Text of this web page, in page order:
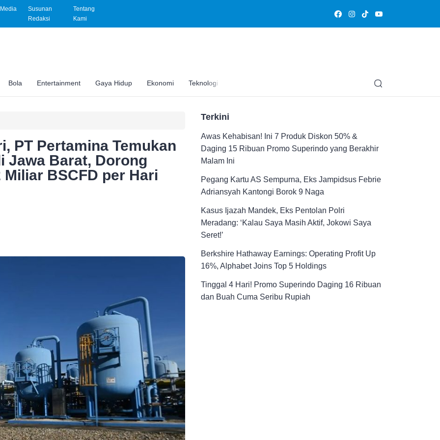
Susunan
Redaksi
Tentang
Kami
Bola Entertainment Gaya Hidup Ekonomi Teknologi Edukasi
PT Pertamina Temukan
Jawa Barat, Dorong
BSCFD per Hari
Terkini
Awas Kehabisan! Ini 7 Produk Diskon 50% &
Daging 15 Ribuan Promo Superindo yang Berakhir
Malam Ini
Pegang Kartu AS Sempurna, Eks Jampidsus Febrie
Adriansyah Kantongi Borok 9 Naga
Kasus Ijazah Mandek, Eks Pentolan Polri
Meradang: ‘Kalau Saya Masih Aktif, Jokowi Saya
Seret!’
Berkshire Hathaway Earnings: Operating Profit Up
16%, Alphabet Joins Top 5 Holdings
Tinggal 4 Hari! Promo Superindo Daging 16 Ribuan
dan Buah Cuma Seribu Rupiah